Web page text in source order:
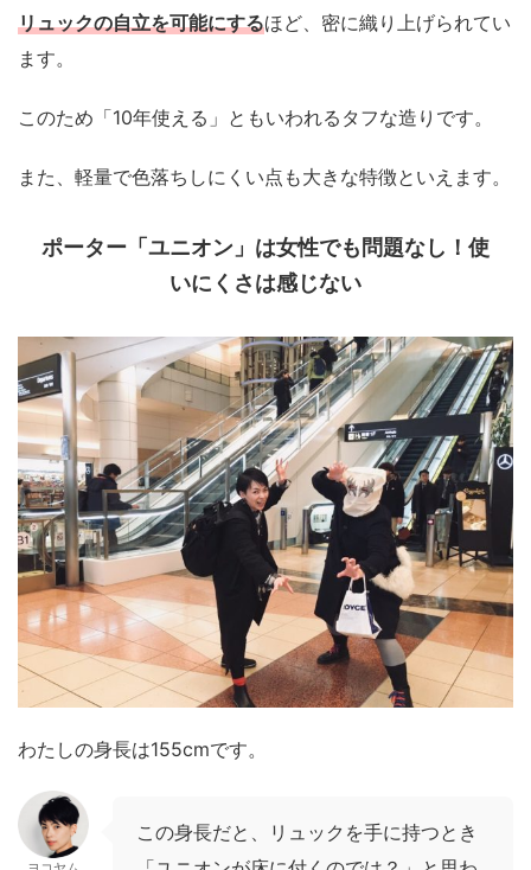
リュックの自立を可能にするほど、密に織り上げられてい
ます。
このため「10年使える」ともいわれるタフな造りです。
また、軽量で色落ちしにくい点も大きな特徴といえます。
ポーター「ユニオン」は女性でも問題なし！使
いにくさは感じない
わたしの身長は155cmです。
この身長だと、リュックを手に持つとき